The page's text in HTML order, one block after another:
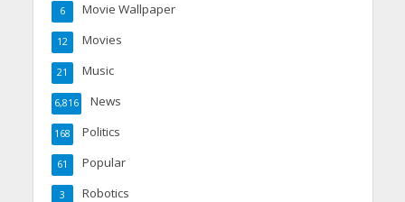
Movie Wallpaper
6
Movies
12
Music
21
News
6,816
Politics
168
Popular
61
Robotics
3